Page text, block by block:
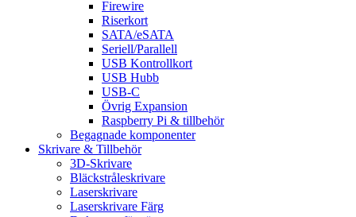
Firewire
Riserkort
SATA/eSATA
Seriell/Parallell
USB Kontrollkort
USB Hubb
USB-C
Övrig Expansion
Raspberry Pi & tillbehör
Begagnade komponenter
Skrivare & Tillbehör
3D-Skrivare
Bläckstråleskrivare
Laserskrivare
Laserskrivare Färg